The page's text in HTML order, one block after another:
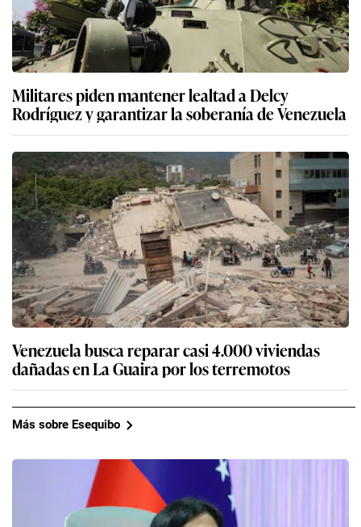
Militares piden mantener lealtad a Delcy
Rodríguez y garantizar la soberanía de Venezuela
Venezuela busca reparar casi 4.000 viviendas
dañadas en La Guaira por los terremotos
Más sobre Esequibo